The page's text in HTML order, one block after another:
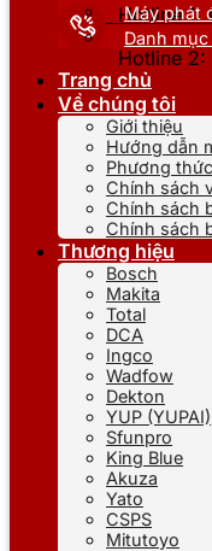
Hotline 1:
Hotline
Máy phát
Danh
Trang chủ
Về chúng tôi
Giới thiệu
Hướng dẫn
Phương
Chính sách
Chính sách
Chính sách
Thương hiệu
Bosch
Makita
Total
DCA
Ingco
Wadfow
Dekton
YUP (YUPAI)
Sfunpro
King Blue
Akuza
Yato
CSPS
Mitutoyo